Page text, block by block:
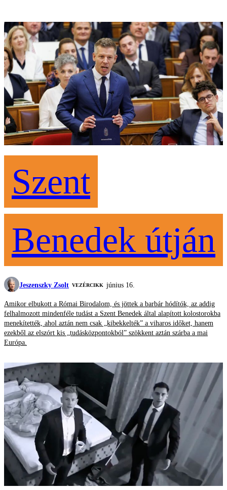
Szent
Benedek útján
Jeszenszky Zsolt VEZÉRCIKK június 16.
Amikor elbukott a Római Birodalom, és jöttek a barbár hódítók, az addig
felhalmozott mindenféle tudást a Szent Benedek által alapított kolostorokba
menekítették, ahol aztán nem csak „kibekkelték” a viharos időket, hanem
ezekből az elszórt kis „tudásközpontokból” szökkent aztán szárba a mai
Európa.